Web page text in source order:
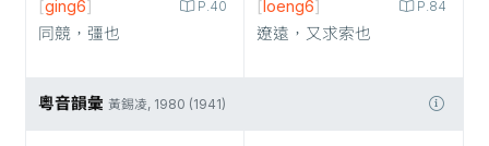
P.40
[ging6]
同競，彊也
P.84
[loeng6]
遼遠，又求索也
粵音韻彙 黃錫凌, 1980 (1941)